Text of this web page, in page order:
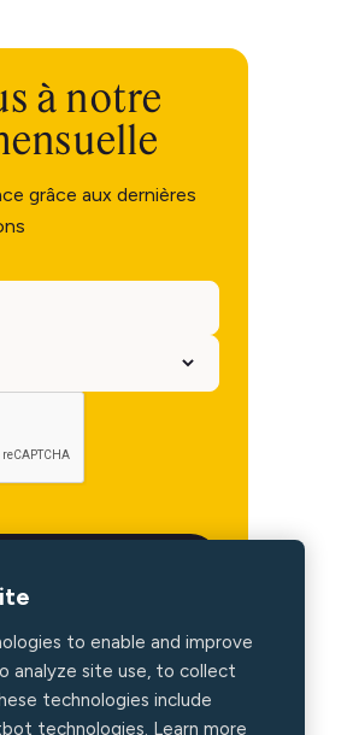
à notre
grâce aux dernières
to enable and improve
analyze site use, to collect
technologies include
technologies. Learn more